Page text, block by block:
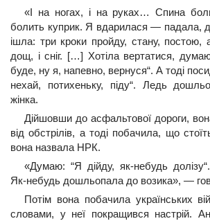
«І на ногах, і на руках… Спина
болить куприк. Я вдарилася — падала,
ішла: три кроки пройду, стану, постою,
дощ, і сніг. […] Хотіла вертатися,
буде, ну я, напевно, вернуся“. А тоді
нехай, потихеньку, піду“. Ледь
жінка.
Дійшовши до асфальтової дороги,
від обстрілів, а тоді побачила, що
вона назвала НРК.
«Думаю: “Я дійду, як-небудь
Як-небудь дошльопала до возика», —
Потім вона побачила українських
словами, у неї покращився настрій.